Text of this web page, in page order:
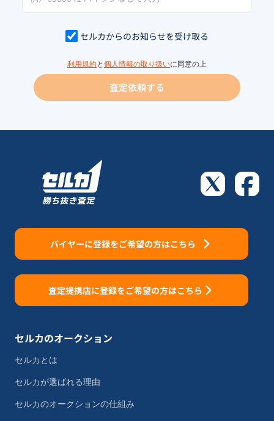
セルカからのお知らせを受け取る
利用規約と 個人情報の取り扱いに同意の上
査定依頼する
バイヤーに登録をご希望の方はこちら
査定提携店に登録をご希望の方はこちら
セルカのオークション
セルカとは
セルカが選ばれる理由
セルカのオークションの仕組み